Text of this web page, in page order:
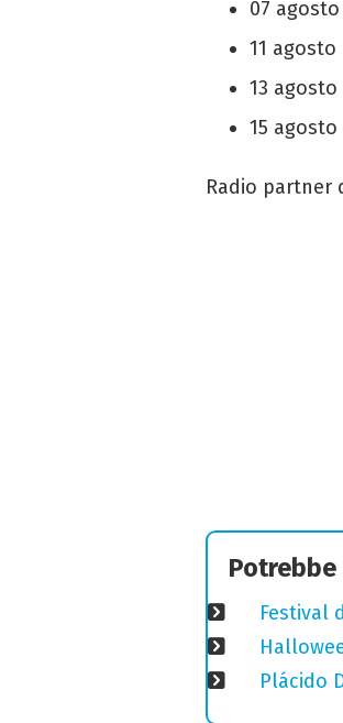
07
11 agosto
13
15
Radio partner
Festival
Plácido